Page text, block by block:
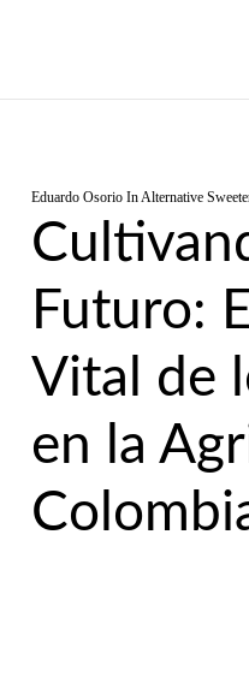
Eduardo Osorio InAlternative
Futuro:
Vital de
en la